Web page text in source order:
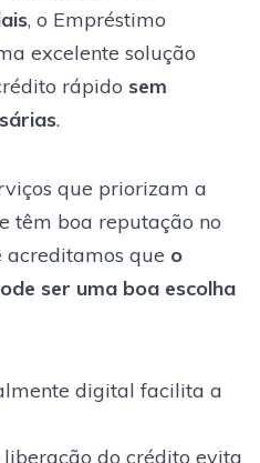
, o Empréstimo
excelente solução
rápido sem
.
que priorizam a
têm boa reputação no
acreditamos que o
ser uma boa escolha
digital facilita a
do crédito evita